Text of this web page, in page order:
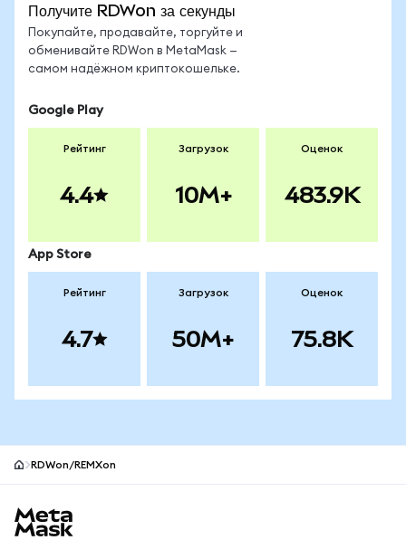
Получите RDWon за секунды
Покупайте, продавайте, торгуйте и
обменивайте RDWon в MetaMask —
самом надёжном криптокошельке.
Google Play
Рейтинг
4.4
Загрузок
10M+
Оценок
483.9K
App Store
Рейтинг
4.7
Загрузок
50M+
Оценок
75.8K
RDWon/REMXon